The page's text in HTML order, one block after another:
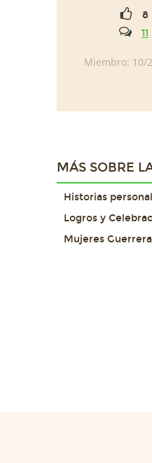
8
11
Miembro: 10/
MÁS SOBRE
Historias
Logros y
Mujeres